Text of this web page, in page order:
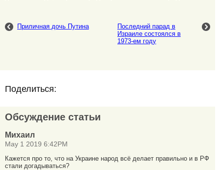
Приличная дочь Путина
Последний парад в
Израиле состоялся в
1973-ем году
Поделиться:
Обсуждение статьи
Михаил
May 1 2019 6:42PM
Кажется про то, что на Украине народ всё делает правильно и в РФ
стали догадываться?